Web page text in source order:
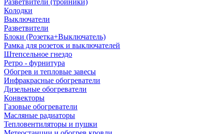
Разветвители (тройники)
Колодки
Выключатели
Разветвители
Блоки (Розетка+Выключатель)
Рамка для розеток и выключателей
Штепсельное гнездо
Ретро - фурнитура
Обогрев и тепловые завесы
Инфракрасные обогреватели
Дизельные обогреватели
Конвекторы
Газовые обогреватели
Масляные радиаторы
Тепловентиляторы и пушки